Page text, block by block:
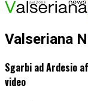
Valseriana
Sgarbi ad Ardesio
video